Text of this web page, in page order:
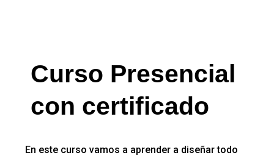
Curso Presencial
con certificado
En este curso vamos a aprender a diseñar todo